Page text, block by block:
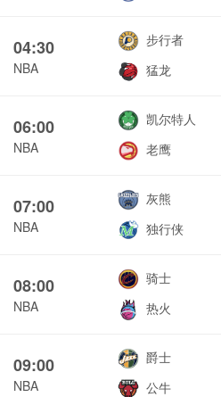
04:30
NBA
步行者
猛龙
06:00
NBA
凯尔特人
老鹰
07:00
NBA
灰熊
独行侠
08:00
NBA
骑士
热火
09:00
NBA
爵士
公牛